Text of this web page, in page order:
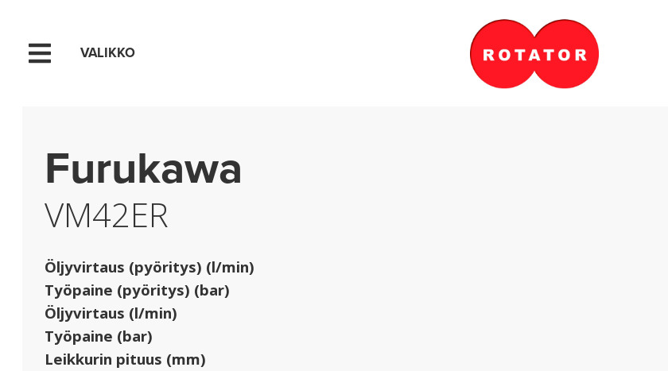
VALIKKO
Furukawa
VM42ER
Öljyvirtaus (pyöritys) (l/min)
Työpaine (pyöritys) (bar)
Öljyvirtaus (l/min)
Työpaine (bar)
Leikkurin pituus (mm)